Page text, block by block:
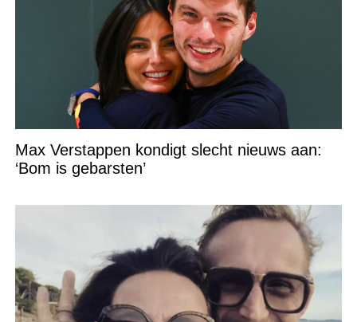
Max Verstappen kondigt slecht nieuws aan:
‘Bom is gebarsten’